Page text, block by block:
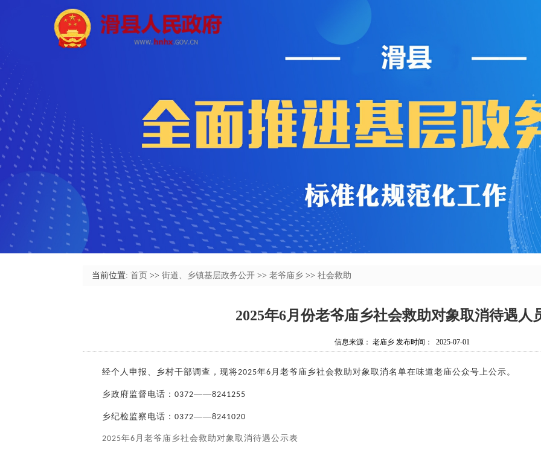
当前位置: 首页 >> 街道、乡镇基层政务公开 >> 老爷庙乡 >> 社会救助
2025年6月份老爷庙乡社会救助对象取消待遇人
信息来源： 老庙乡 发布时间： 2025-07-01
经个人申报、乡村干部调查，现将2025年6 月老爷庙乡社会救助对象取消名单在味道老庙公众号上公示。
乡政府监督电话： 0372——8241255
乡纪检监察电话： 0372——8241020
2025年6月老爷庙乡社会救助对象取消待遇公示表